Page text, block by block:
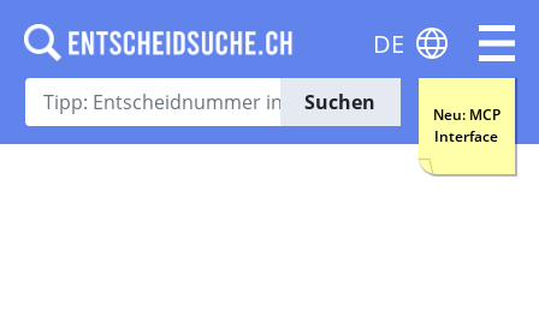
Suchen
Neu: MCP
Interface
DE